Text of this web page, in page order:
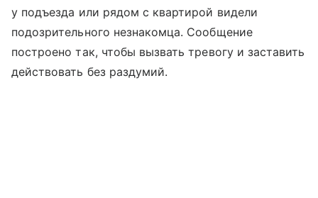
у подъезда или рядом с квартирой видели
подозрительного незнакомца. Сообщение
построено так, чтобы вызвать тревогу и заставить
действовать без раздумий.